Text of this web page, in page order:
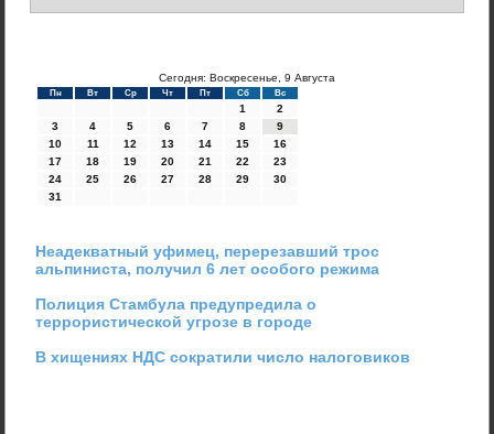
Сегодня: Воскресенье, 9 Августа
Пн Вт Ср Чт Пт Сб Вс
1
2
3
4 5 6 7 8
9
10
11 12 13 14 15
16
17
18 19 20 21 22
23
24
25 26 27 28 29
30
31
Неадекватный уфимец, перерезавший трос
альпиниста, получил 6 лет особого режима
Полиция Стамбула предупредила о
террористической угрозе в городе
В хищениях НДС сократили число налоговиков